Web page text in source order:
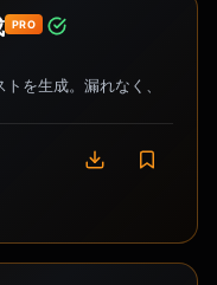
PRO
を生成。漏れなく、